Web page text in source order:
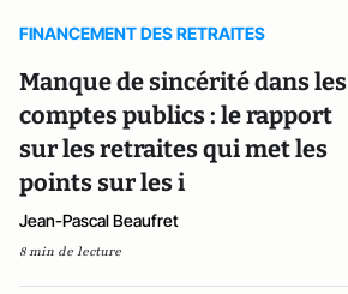
FINANCEMENT DES RETRAITES
Manque de sincérité dans les
comptes publics : le rapport
sur les retraites qui met les
points sur les i
Jean-Pascal Beaufret
8 min de lecture